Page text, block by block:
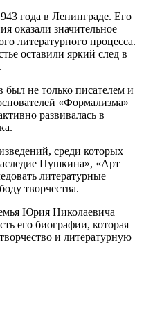
года в Ленинграде. Его
оказали значительное
литературного процесса.
оставили яркий след в
не только писателем и
«Формализма»
развивалась в
среди которых
Пушкина», «Арт
литературные
творчества.
Юрия Николаевича
его биографии, которая
и литературную